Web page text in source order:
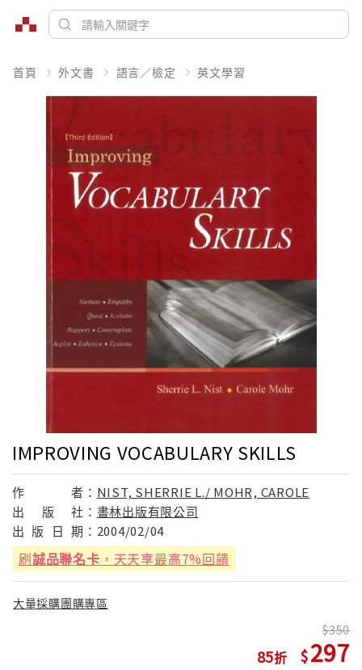
首頁 外文書 語言／檢定 英文學習
IMPROVING VOCABULARY SKILLS
作 者： NIST, SHERRIE L./ MOHR, CAROLE
出
版 社： 書林出版有限公司
出 版 日 期： 2004/02/04
刷誠品聯名卡 ，天天享最高7%回饋
大量採購團購專區
85
350
297